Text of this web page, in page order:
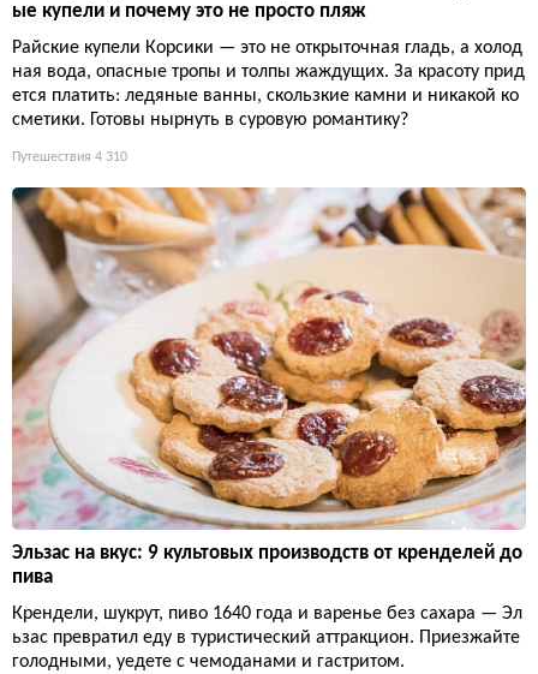
ые купели и почему это не просто пляж
Райские купели Корсики — это не открыточная гладь, а холод
ная вода, опасные тропы и толпы жаждущих. За красоту прид
ется платить: ледяные ванны, скользкие камни и никакой ко
сметики. Готовы нырнуть в суровую романтику?
Путешествия 4 310
Эльзас на вкус: 9 культовых производств от кренделей до
пива
Крендели, шукрут, пиво 1640 года и варенье без сахара — Эл
ьзас превратил еду в туристический аттракцион. Приезжайте
голодными, уедете с чемоданами и гастритом.